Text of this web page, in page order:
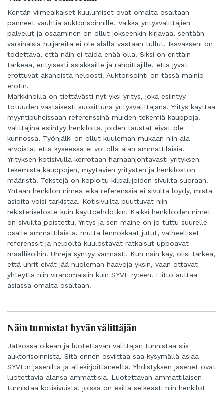
Kentän viimeaikaiset kuulumiset ovat omalta osaltaan
panneet vauhtia auktorisoinnille. Vaikka yritysvälittäjien
palvelut ja osaaminen on ollut jokseenkin kirjavaa, sentään
varsinaisia huijareita ei ole alalla vastaan tullut. Ikäväkseni on
todettava, että näin ei taida enää olla. Siksi on erittäin
tärkeää, erityisesti asiakkaille ja rahoittajille, että jyvät
erottuvat akanoista helposti. Auktorisointi on tässä mainio
erotin.
Markkinoilla on tiettävästi nyt yksi yritys, joka esiintyy
totuuden vastaisesti suosittuna yritysvälittäjänä. Yritys käyttää
myyntipuheissaan referenssinä muiden tekemiä kauppoja.
Välittäjinä esiintyy henkilöitä, joiden taustat eivät ole
kunnossa. Työnjälki on ollut kuuleman mukaan niin ala-
arvoista, että kyseessä ei voi olla alan ammattilaisia.
Yrityksen kotisivulla kerrotaan harhaanjohtavasti yrityksen
tekemistä kauppojen, myytävien yritysten ja henkilöstön
määristä. Tekstejä on kopioitu kilpailijoiden sivuilta suoraan.
Yhtään henkilön nimeä eikä referenssiä ei sivulta löydy, mistä
asioita voisi tarkistaa. Kotisivuilta puuttuvat niin
rekisteriseloste kuin käyttöehdotkin. Kaikki henkilöiden nimet
on sivuilta poistettu. Yritys ja sen maine on jo tuttu suurelle
osalle ammattilaista, mutta lennokkaat jutut, valheelliset
referenssit ja helpolta kuulostavat ratkaisut uppoavat
maallikoihin. Uhreja syntyy varmasti. Kun näin käy, olisi tärkeä,
että uhrit eivät jää nuoleman haavoja yksin, vaan ottavat
yhteyttä niin viranomaisiin kuin SYVL ry:een. Liitto auttaa
asiassa omalta osaltaan.
Näin tunnistat hyvän välittäjän
Jatkossa oikean ja luotettavan välittäjän tunnistaa siis
auktorisoinnista. Sitä ennen osviittaa saa kysymällä asiaa
SYVL:n jäseniltä ja allekirjoittaneelta. Yhdistyksen jäsenet ovat
luotettavia alansa ammattisia. Luotettavan ammattilaisen
tunnistaa kotisivuista, joissa on esillä selkeästi niin henkilöt